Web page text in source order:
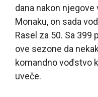
dana nakon
Monaku, on sada
Rasel za 50. Sa 399
ove sezone da
komandno vođstvo
uveče.